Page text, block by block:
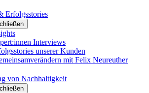
Erfolgsstories
Interviews
unserer Kunden
mit Felix Neureuther
von Nachhaltigkeit